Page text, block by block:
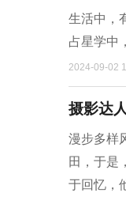
生活中，
占星学中
2024-09-02
摄影达
漫步多样
田，于是
于回忆，